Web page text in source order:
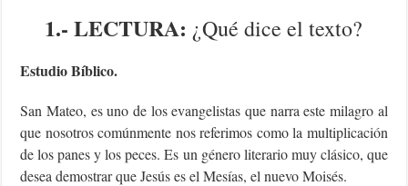
1.- LECTURA: ¿Qué dice el texto?
Estudio Bíblico.
San Mateo, es uno de los evangelistas que narra este milagro al
que nosotros comúnmente nos referimos como la multiplicación
de los panes y los peces. Es un género literario muy clásico, que
desea demostrar que Jesús es el Mesías, el nuevo Moisés.